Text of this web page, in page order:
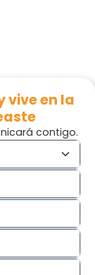
vive en la
contigo.